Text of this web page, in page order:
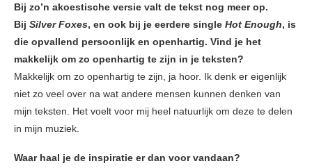
Bij zo’n akoestische versie valt de tekst nog meer op.
Bij Silver Foxes, en ook bij je eerdere single Hot Enough, is
die opvallend persoonlijk en openhartig. Vind je het
makkelijk om zo openhartig te zijn in je teksten?
Makkelijk om zo openhartig te zijn, ja hoor. Ik denk er eigenlijk
niet zo veel over na wat andere mensen kunnen denken van
mijn teksten. Het voelt voor mij heel natuurlijk om deze te delen
in mijn muziek.
Waar haal je de inspiratie er dan voor vandaan?